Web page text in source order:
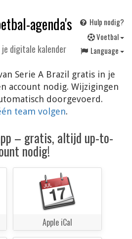
agenda's
digitale kalender
Hulp nodig?
Voetbal
Language
Serie A Brazil gratis in je
account nodig. Wijzigingen
doorgevoerd.
team volgen.
– gratis, altijd up-to-
nodig!
Apple iCal